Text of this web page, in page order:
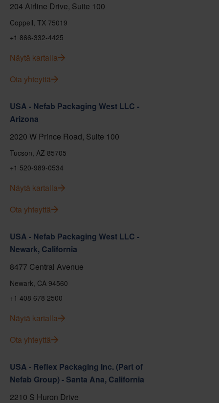
204 Airline Drive, Suite 100
Coppell, TX 75019
+1 866-332-4425
Näytä kartalla
Ota yhteyttä
USA - Nefab Packaging West LLC -
Arizona
2020 W Prince Road, Suite 100
Tucson, AZ 85705
+1 520-989-0534
Näytä kartalla
Ota yhteyttä
USA - Nefab Packaging West LLC -
Newark, California
8477 Central Avenue
Newark, CA 94560
+1 408 678 2500
Näytä kartalla
Ota yhteyttä
USA - Reflex Packaging Inc. (Part of
Nefab Group) - Santa Ana, California
2210 S Huron Drive